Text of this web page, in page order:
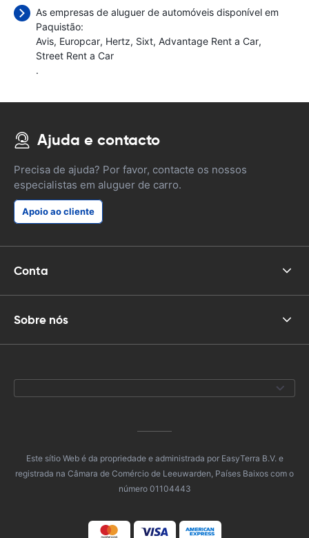
As empresas de aluguer de automóveis disponível em
Paquistão:
Avis Europcar Hertz Sixt Advantage Rent a Car
Street Rent a Car
.
Ajuda e contacto
Precisa de ajuda? Por favor, contacte os nossos
especialistas em aluguer de carro.
Apoio ao cliente
Conta
Sobre nós
Este sítio Web é da propriedade e administrada por EasyTerra B.V. e
registrada na Câmara de Comércio de Leeuwarden, Países Baixos com o
número 01104443